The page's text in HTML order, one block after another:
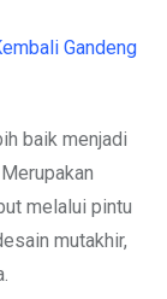
Gandeng
baik menjadi
melalui pintu
mutakhir,